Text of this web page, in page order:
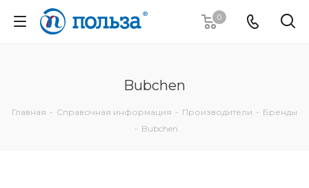
0
Bubchen
Главная - Справочная информация - Производители - Бренды
- Bubchen